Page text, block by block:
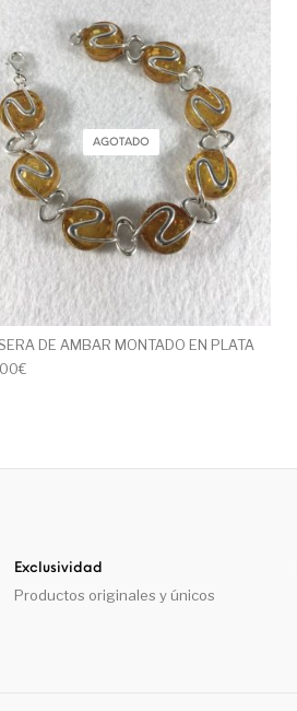
AGOTADO
DE AMBAR MONTADO EN PLATA
€
Exclusividad
Productos originales y únicos